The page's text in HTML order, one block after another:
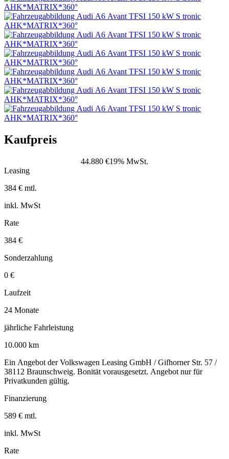
Kaufpreis
44.880 €19% MwSt.
Leasing
384 € mtl.
inkl. MwSt
Rate
384 €
Sonderzahlung
0 €
Laufzeit
24 Monate
jährliche Fahrleistung
10.000 km
Ein Angebot der Volkswagen Leasing GmbH / Gifhorner Str. 57 /
38112 Braunschweig. Bonität vorausgesetzt. Angebot nur für
Privatkunden gültig.
Finanzierung
589 € mtl.
inkl. MwSt
Rate